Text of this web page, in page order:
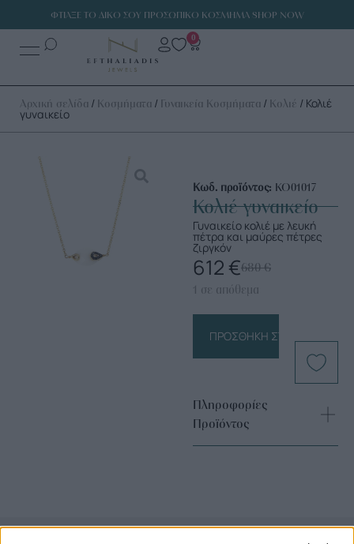
ΦΤΙΑΞΕ ΤΟ ΔΙΚΟ ΣΟΥ ΠΡΟΣΩΠΙΚΟ ΚΟΣΜΗΜΑ SHOP NOW
0
Αρχική σελίδα / Κοσμήματα / Γυναικεία Κοσμήματα / Κολιέ / Κολιέ
γυναικείο
Κωδ. προϊόντος: ΚΟ01017
Κολιέ γυναικείο
Γυναικείο κολιέ με λευκή
πέτρα και μαύρες πέτρες
ζιργκόν
680€
612 €
1 σε απόθεμα
ΠΡΟΣΘΉΚΗ ΣΤΟ ΚΑΛΆΘΙ
Πληροφορίες
Προϊόντος